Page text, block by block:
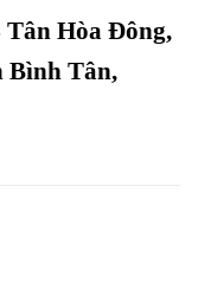
Hòa Đông,
Bình Tân,